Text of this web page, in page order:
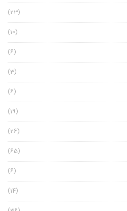
(17)
(23)
(10)
(6)
(3)
(6)
(19)
(26)
(65)
(6)
(14)